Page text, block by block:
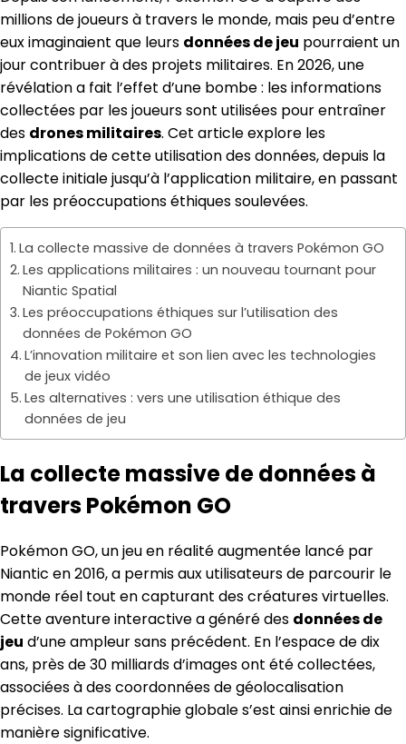
millions de joueurs à travers le monde, mais peu d’entre
eux imaginaient que leurs données de jeu pourraient un
jour contribuer à des projets militaires. En 2026, une
révélation a fait l’effet d’une bombe : les informations
collectées par les joueurs sont utilisées pour entraîner
des drones militaires. Cet article explore les
implications de cette utilisation des données, depuis la
collecte initiale jusqu’à l’application militaire, en passant
par les préoccupations éthiques soulevées.
La collecte massive de données à travers Pokémon GO
Les applications militaires : un nouveau tournant pour
Niantic Spatial
Les préoccupations éthiques sur l’utilisation des
données de Pokémon GO
L’innovation militaire et son lien avec les technologies
de jeux vidéo
Les alternatives : vers une utilisation éthique des
données de jeu
La collecte massive de données à
travers Pokémon GO
Pokémon GO, un jeu en réalité augmentée lancé par
Niantic en 2016, a permis aux utilisateurs de parcourir le
monde réel tout en capturant des créatures virtuelles.
Cette aventure interactive a généré des données de
jeu d’une ampleur sans précédent. En l’espace de dix
ans, près de 30 milliards d’images ont été collectées,
associées à des coordonnées de géolocalisation
précises. La cartographie globale s’est ainsi enrichie de
manière significative.